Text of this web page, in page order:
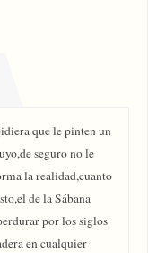
que le pinten un
seguro no le
la realidad,cuanto
de la Sábana
por los siglos
en cualquier